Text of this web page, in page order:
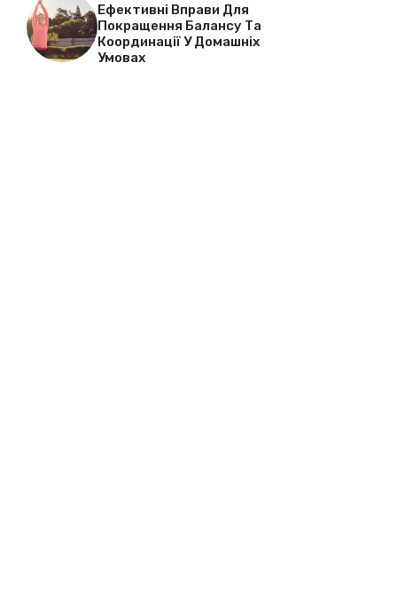
Ефективні Вправи Для
Покращення Балансу Та
Координації У Домашніх
Умовах